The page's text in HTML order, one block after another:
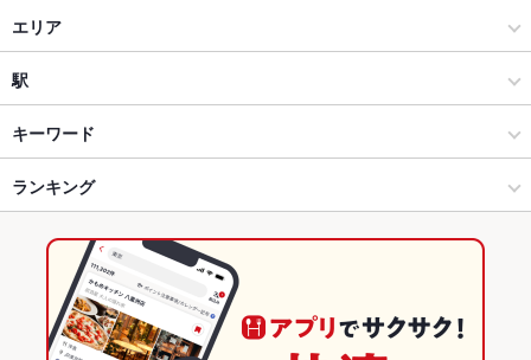
富寿し 新潟駅前店
居酒屋
海鮮
長野市 × 居酒屋
長野市 × 海鮮
長野駅 × 居酒屋
長野駅 × 海鮮
エリア
長野駅
長野駅 × 居酒屋
長野駅 × 海鮮
長野駅 × 和食
長野駅 × 寿司
駅
長野駅
キーワード
からあげ
ランキング
長野のグルメランキング
長野の居酒屋ランキング
長野の海鮮ランキング